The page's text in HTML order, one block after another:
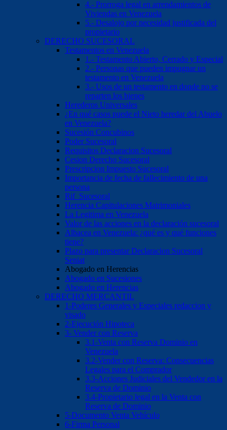
4.- Prorroga legal en arrendamientos de
Viviendas en Venezuela
5.- Desalojo por necesidad justificada del
propietario
DERECHO SUCESORAL
Testamentos en Venezuela
1.- Testamento Abierto, Cerrado y Especial
2.- Personas que pueden impugnar un
testamento en Venezuela
3.- Usos de un testamento en donde no se
reparten los bienes
Herederos Universales
¿En qué casos puede el Nieto heredar del Abuelo
en Venezuela?
Sucesión Concubinos
Poder Sucesoral
Requisitos Declaracion Sucesoral
Cesion Derecho Sucesoral
Prescripcion Impuesto Sucesoral
Importancia de fecha de fallecimiento de una
persona
Rif Sucesoral
Herencia Capitulaciones Matrimoniales
La Legitima en Venezuela
Valor de las acciones en la declaración sucesoral
Albacea en Venezuela: ¿qué es y qué funciones
tiene?
Plazo para presentar Declaracion Sucesoral
Seniat
Abogado en Herencias
Abogado en Sucesiones
Abogado en Herencias
DERECHO MERCANTIL
1-Poderes Generales y Especiales redaccion y
visado
2-Ejecución Hipoteca
3- Vender con Reserva
3.1-Venta con Reserva Dominio en
Venezuela
3.2-Vender con Reserva: Consecuencias
Legales para el Comprador
3.3-Acciones Judiciales del Vendedor en la
Reserva de Dominio
3.4-Propietario legal en la Venta con
Reserva de Dominio
5-Documento Venta Vehículo
6-Firma Personal